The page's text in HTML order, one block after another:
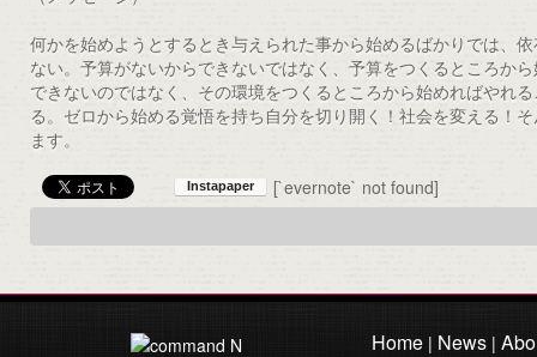
何かを始めようとするとき与えられた事から始めるばかりでは、
ない。予算がないからできないではなく、予算をつくるところか
できないのではなく、その環境をつくるところから始めればやれ
る。ゼロから始める覚悟を持ち自分を切り開く！社会を変える！
ます。
[`evernote` not found]
Home | News |